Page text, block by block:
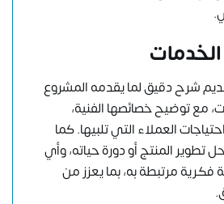
شرح دقيق لما يقدمه المشروع
مع توضيح خصائصها الفنية،
العملاء التي تلبيها. كما
المنتج أو دورة حياته، وأي
فكرية مرتبطة به، بما يعزز من